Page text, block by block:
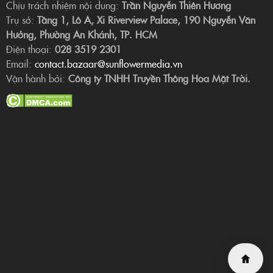
Chịu trách nhiệm nội dung: Trần Nguyễn Thiên Hương
Trụ sở: Tầng 1, Lô A, Xi Riverview Palace, 190 Nguyễn Văn
Hưởng, Phường An Khánh, TP. HCM
Điện thoại: 028 3519 2301
Email: contact.bazaar@sunflowermedia.vn
Vận hành bởi: Công ty TNHH Truyền Thông Hoa Mặt Trời.